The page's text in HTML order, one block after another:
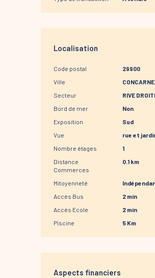
Localisation
Code postal
29900
Ville
Secteur
RIVE
Bord de mer
Non
Exposition
Sud
Vue
rue et
Nombre étages
1
Distance
Commerces
0.1 km
Mitoyenneté
Accès Bus
2 min
Accès Ecole
2 min
Piscine
5 Km
Aspects financiers